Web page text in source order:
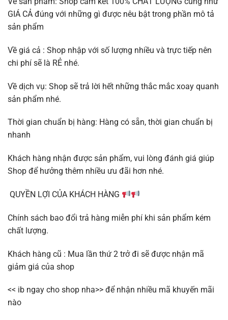
GIÁ CẢ đúng với những gì được nêu bật trong phần mô tả
sản phẩm
Về giá cả : Shop nhập với số lượng nhiều và trực tiếp nên
chi phí sẽ là RẺ nhé.
Về dịch vụ: Shop sẽ trả lời hết những thắc mắc xoay quanh
sản phẩm nhé.
Thời gian chuẩn bị hàng: Hàng có sẵn, thời gian chuẩn bị
nhanh
Khách hàng nhận được sản phẩm, vui lòng đánh giá giúp
Shop để hưởng thêm nhiều ưu đãi hơn nhé.
QUYỀN LỢI CỦA KHÁCH HÀNG
Chính sách bao đổi trả hàng miễn phí khi sản phẩm kém
chất lượng.
Khách hàng cũ : Mua lần thứ 2 trở đi sẽ được nhận mã
giảm giá của shop
<< ib ngay cho shop nha>> để nhận nhiều mã khuyến mãi
nào